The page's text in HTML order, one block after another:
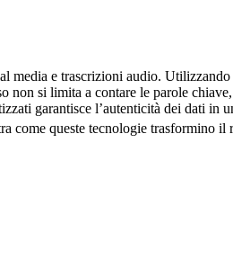
media e trascrizioni audio.
non si limita a contare le parole
garantisce l’autenticità dei dati in
come queste tecnologie trasformino